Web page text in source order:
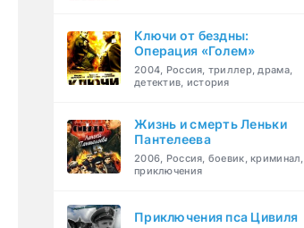
Ключи от бездны:
Операция «Голем»
2004, Россия, триллер, драма,
детектив, история
Жизнь и смерть Леньки
Пантелеева
2006, Россия, боевик, криминал,
приключения
Приключения пса Цивиля